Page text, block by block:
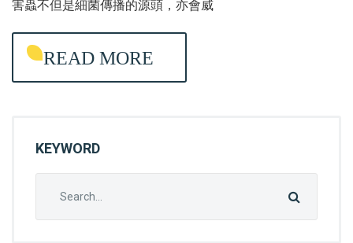
蟲
〉
害蟲不但是細菌傳播的源頭，亦會威
READ MORE
KEYWORD